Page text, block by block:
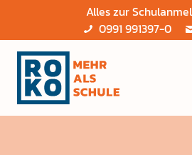
Alles zur
0991 991397-0